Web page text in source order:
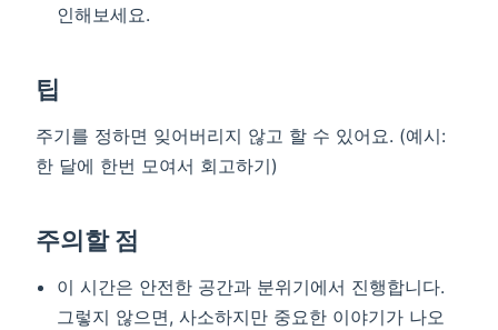
인해보세요.
팁
주기를 정하면 잊어버리지 않고 할 수 있어요. (예시:
한 달에 한번 모여서 회고하기)
주의할 점
이 시간은 안전한 공간과 분위기에서 진행합니다.
그렇지 않으면, 사소하지만 중요한 이야기가 나오